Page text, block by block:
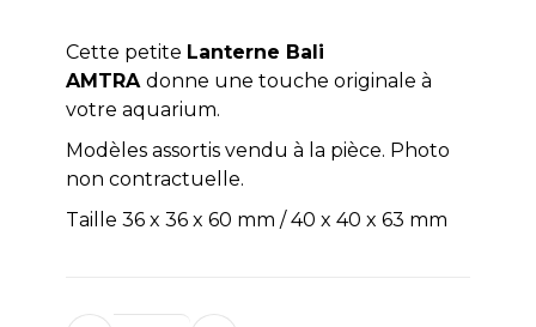
Cette petite Lanterne Bali
AMTRA donne une touche originale à
votre aquarium.
Modèles assortis vendu à la pièce. Photo
non contractuelle.
Taille 36 x 36 x 60 mm / 40 x 40 x 63 mm